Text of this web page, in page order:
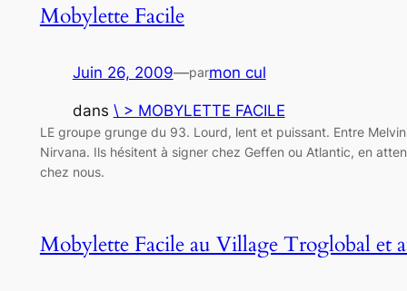
Mobylette Facile
Juin 26, 2009—parmon cul
dans \ > MOBYLETTE FACILE
LE groupe grunge du 93. Lourd, lent et puissant. Entre
Nirvana. Ils hésitent à signer chez Geffen ou Atlantic, en
chez nous.
Mobylette Facile au Village Troglobal et